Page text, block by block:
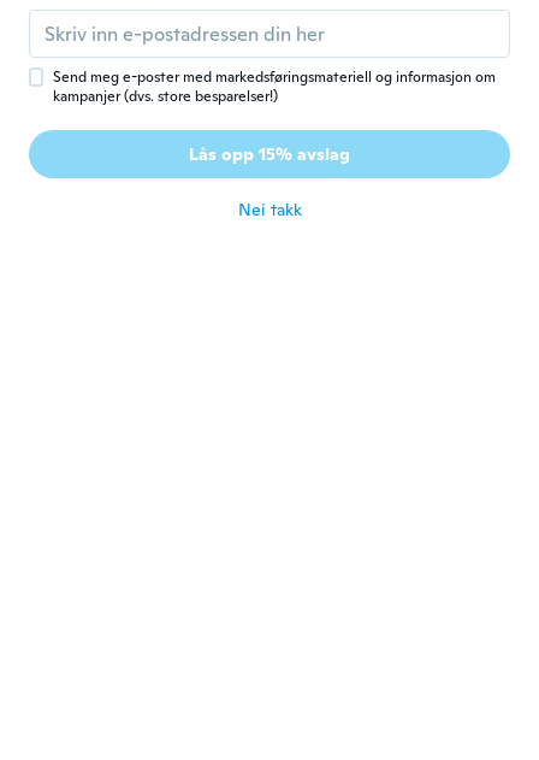
H Haylee
Ble med i 2019 · 6 omtaler
Calixto
Ble med i 2021 · 211 omtaler · 131
Send meg e-poster med markedsføringsmateriell og informasjon om
kampanjer (dvs. store besparelser!)
Lås opp 15% avslag
Nei takk